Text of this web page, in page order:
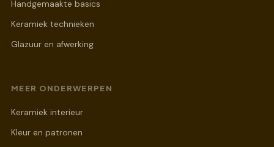
Handgemaakte basics
Keramiek technieken
Glazuur en afwerking
MEER ONDERWERPEN
Keramiek interieur
Kleur en patronen